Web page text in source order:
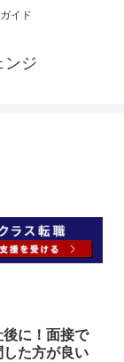
イド
ンジ
に！面接で
た方が良い